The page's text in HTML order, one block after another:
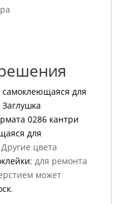
самоклеющаяся для
Заглушка
0286 кантри
для
цвета
; для ремонта
может
.